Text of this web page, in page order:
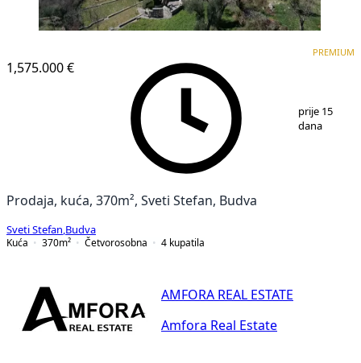
1,575.000 €
PREMIUM
prije 15
dana
Prodaja, kuća, 370m², Sveti Stefan, Budva
Sveti Stefan Budva
Kuća
370m² Četvorosobna 4 kupatila
AMFORA REAL ESTATE
Amfora Real Estate